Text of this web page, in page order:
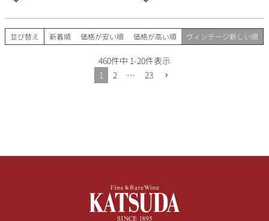
並び替え 新着順 価格が安い順 価格が高い順 ヴィンテージ新しい順
460件中 1-20件表示
1
2 … 23